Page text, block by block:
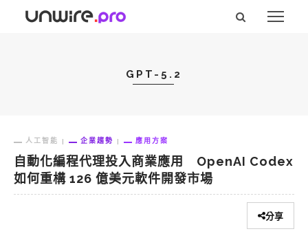
GPT-5.2
人工智能 企業趨勢 應用方案
自動化編程代理投入商業應用 OpenAI Codex
如何重構 126 億美元軟件開發市場
分享